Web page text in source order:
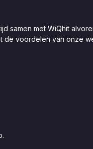
met WiQhit
voordelen van onze